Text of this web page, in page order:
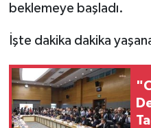
beklemeye başladı.
İşte dakika dakika